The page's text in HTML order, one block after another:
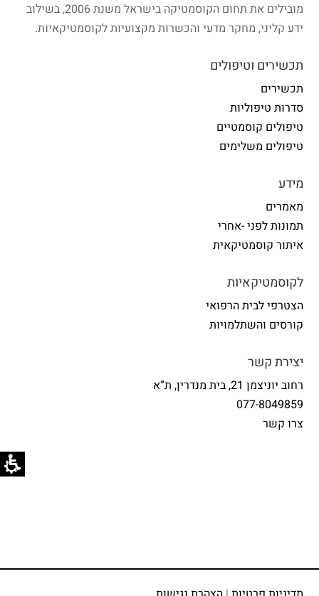
מובילים את תחום הקוסמטיקה בישראל משנת 2006, בשילוב
ידע קליני, מחקר מדעי והכשרות מקצועיות לקוסמטיקאיות.
תכשירים וטיפולים
תכשירים
סדרות טיפוליות
טיפולים קוסמטיים
טיפולים משלימים
מידע
מאמרים
תמונות לפני -אחרי
איתור קוסמטיקאית
לקוסמטיקאיות
הצטרפי לבית הרפואי
קורסים והשתלמויות
יצירת קשר
רחוב יוניצמן 21, בית מנדרין, ת”א
077-8049859
צרו קשר